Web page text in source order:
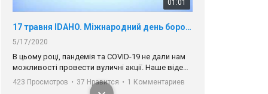
01:01
17 травня IDAHO. Міжнародний день боротьби з гомофобією трансфобією і біфобія.
5/17/2020
В цьому році, пандемія та COVІD-19 не дали нам
можливості провести вуличні акції. Наше відео-
звернення про те, що навіть коли ми у різних
містах та не можемо зустрінеться, ми разом. Ми
423 Просмотров • 37 Нравится • 1 Комментариев